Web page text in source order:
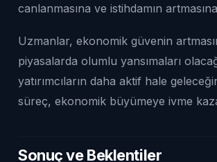
canlanmasına ve istihdamın
Uzmanlar, ekonomik güvenin
piyasalarda olumlu yansımaları
yatırımcıların daha aktif hale
süreç, ekonomik büyümeye ivme
Sonuç ve Beklentiler